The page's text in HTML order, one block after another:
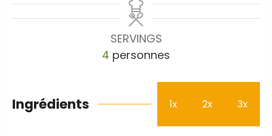
SERVINGS
4 personnes
Ingrédients 1x 2x 3x